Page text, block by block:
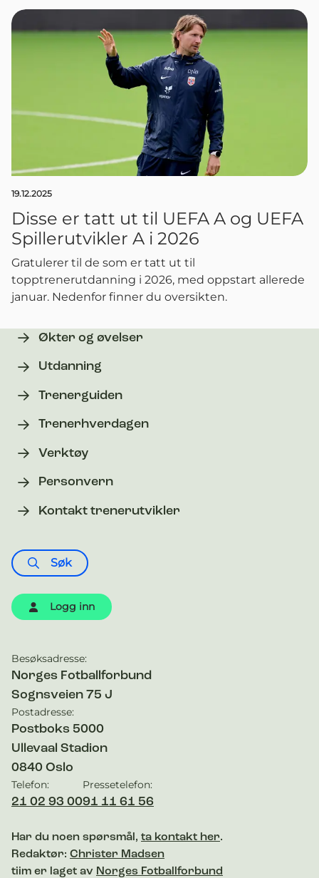
19.12.2025
Disse er tatt ut til UEFA A og UEFA
Spillerutvikler A i 2026
Gratulerer til de som er tatt ut til
topptrenerutdanning i 2026, med oppstart allerede
januar. Nedenfor finner du oversikten.
Økter og øvelser
Utdanning
Trenerguiden
Trenerhverdagen
Verktøy
Personvern
Kontakt trenerutvikler
Søk
Logg inn
Kontaktinformasjon
Besøksadresse:
Norges Fotballforbund
Sognsveien 75 J
Postadresse:
Postboks 5000
Ullevaal Stadion
0840 Oslo
Telefon:
21 02 93 00
Pressetelefon:
91 11 61 56
Har du noen spørsmål, ta kontakt her.
Redaktør: Christer Madsen
tiim er laget av Norges Fotballforbund